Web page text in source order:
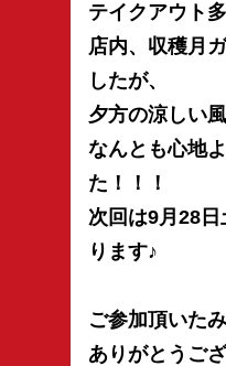
テイクアウト
店内、収穫月
したが、
夕方の涼しい
なんとも心地
た！！！
次回は9月28
ります♪
ご参加頂いた
ありがとうご